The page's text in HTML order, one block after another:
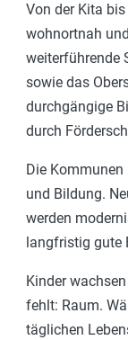
Von der Kita
wohnortnah
weiterführende
sowie das
durchgängige
durch
Die
und Bildung.
werden
langfristig gute
Kinder
fehlt: Raum.
täglichen